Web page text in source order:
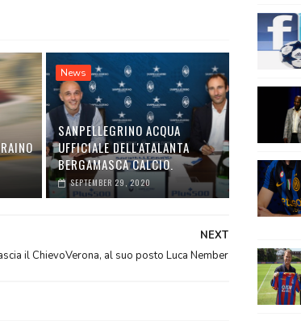
News
SANPELLEGRINO ACQUA
UFFICIALE DELL'ATALANTA
BERGAMASCA CALCIO.
SEPTEMBER 29, 2020
NEXT
il ChievoVerona, al suo posto Luca Nember